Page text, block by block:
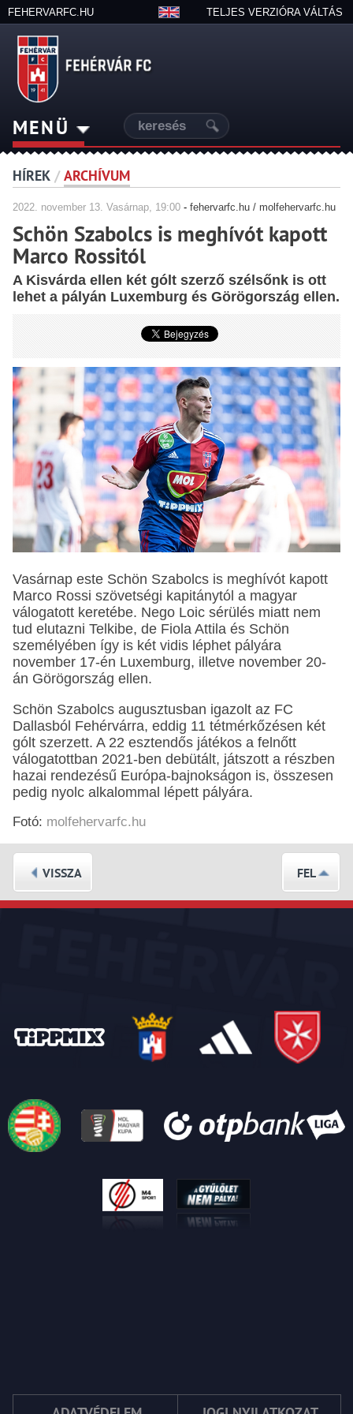
FEHERVARFC.HU TELJES VERZIÓRA VÁLTÁS
MENÜ
HÍREK / ARCHÍVUM
2022. november13. Vasárnap, 19:00- fehervarfc.hu / molfehervarfc.hu
Schön Szabolcs is meghívót kapott
Marco Rossitól
A Kisvárda ellen két gólt szerző szélsőnk is ott
lehet a pályán Luxemburg és Görögország ellen.
Vasárnap este Schön Szabolcs is meghívót kapott
Marco Rossi szövetségi kapitánytól a magyar
válogatott keretébe. Nego Loic sérülés miatt nem
tud elutazni Telkibe, de Fiola Attila és Schön
személyében így is két vidis léphet pályára
november 17-én Luxemburg, illetve november 20-
án Görögország ellen.
Schön Szabolcs augusztusban igazolt az FC
Dallasból Fehérvárra, eddig 11 tétmérkőzésen két
gólt szerzett. A 22 esztendős játékos a felnőtt
válogatottban 2021-ben debütált, játszott a részben
hazai rendezésű Európa-bajnokságon is, összesen
pedig nyolc alkalommal lépett pályára.
Fotó: molfehervarfc.hu
VISSZA FEL